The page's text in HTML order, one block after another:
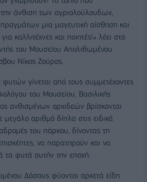
την άνθιση των αγριολούλουδων,
μια μαγευτική αίσθηση και
καλλιτέχνες και ποιητές!» λέει στο
του Μουσείου Απολιθωμένου
Νίκος Ζούρος.
γίνεται από τους συμμετέχοντες
του Μουσείου, Βασιλικής
ανθισμένων ορχιδεών βρίσκονται
αριθμό δίπλα στις ειδικά
του πάρκου, δίνοντας τη
να παρατηρούν και να
τα φυτά αυτήν την εποχή.
Δάσους φύονται αρκετά είδη